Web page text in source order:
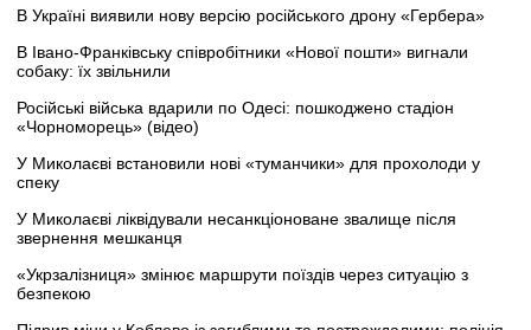
В Україні виявили нову версію російського дрону «Гербера»
В Івано-Франківську співробітники «Нової пошти» вигнали
собаку: їх звільнили
Російські війська вдарили по Одесі: пошкоджено стадіон
«Чорноморець» (відео)
У Миколаєві встановили нові «туманчики» для прохолоди у
спеку
У Миколаєві ліквідували несанкціоноване звалище після
звернення мешканця
«Укрзалізниця» змінює маршрути поїздів через ситуацію з
безпекою